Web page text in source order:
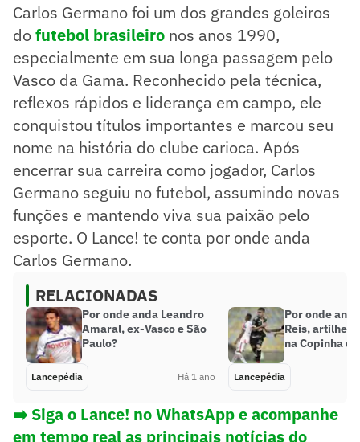
Carlos Germano foi um dos grandes goleiros
dofutebol brasileiro nos anos 1990,
especialmente em sua longa passagem pelo
Vasco da Gama. Reconhecido pela técnica,
reflexos rápidos e liderança em campo, ele
conquistou títulos importantes e marcou seu
nome na história do clube carioca. Após
encerrar sua carreira como jogador, Carlos
Germano seguiu no futebol, assumindo novas
funções e mantendo viva sua paixão pelo
esporte. O Lance! te conta por onde anda
Carlos Germano.
RELACIONADAS
Por onde anda Leandro
Amaral, ex-Vasco e São
Paulo?
Lancepédia Há 1 ano
Por onde
Reis,
na Copinha
Lancepédia
➡️ Siga o Lance! no WhatsApp e acompanhe
em tempo real as principais notícias do